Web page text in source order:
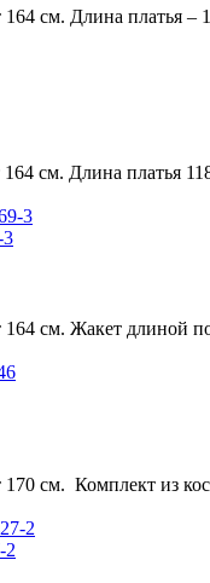
164 см. Длина платья –
164 см. Длина платья
3
164 см. Жакет длиной
170 см. Комплект из
2